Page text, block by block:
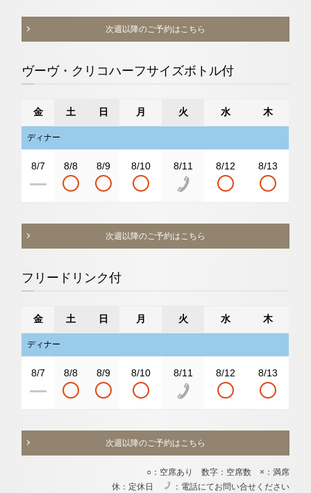
次週以降のご予約はこちら
ヴーヴ・クリコハーフサイズボトル付
金 土 日 月 火 水 木
ディナー
8/7 8/8 8/9 8/10 8/11 8/12 8/13
次週以降のご予約はこちら
フリードリンク付
金 土 日 月 火 水 木
ディナー
8/7 8/8 8/9 8/10 8/11 8/12 8/13
次週以降のご予約はこちら
○：空席あり 数字：空席数 ×：満席
休：定休日
：電話にてお問い合せください